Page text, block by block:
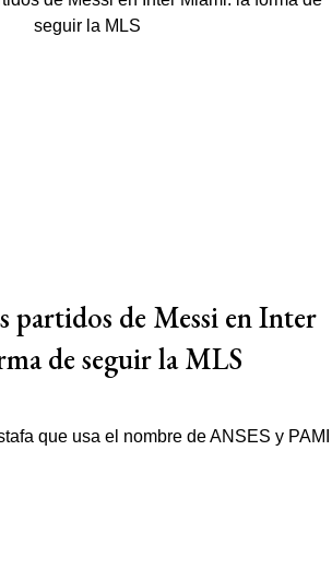
partidos de Messi en Inter
de seguir la MLS